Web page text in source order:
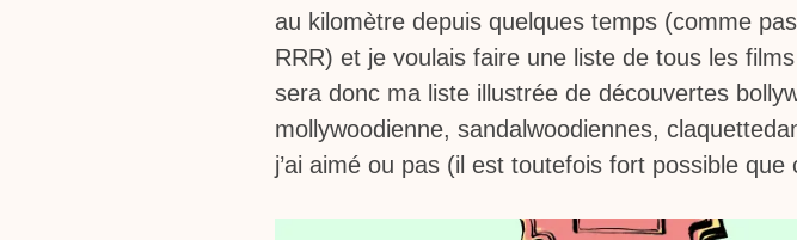
au kilomètre depuis quelques temps (comme
RRR) et je voulais faire une liste de tous les
sera donc ma liste illustrée de découvertes
mollywoodienne, sandalwoodiennes,
j’ai aimé ou pas (il est toutefois fort possible